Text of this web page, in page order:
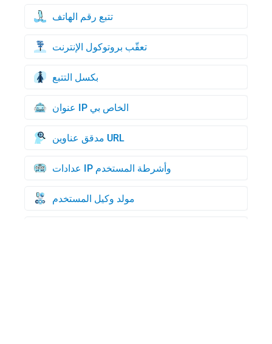
تتبع رقم الهاتف
تعقّب بروتوكول الإنترنت
بكسل التتبع
عنوان IP الخاص بي
مدقق عناوين URL
عدادات IP وأشرطة المستخدم
مولد وكيل المستخدم